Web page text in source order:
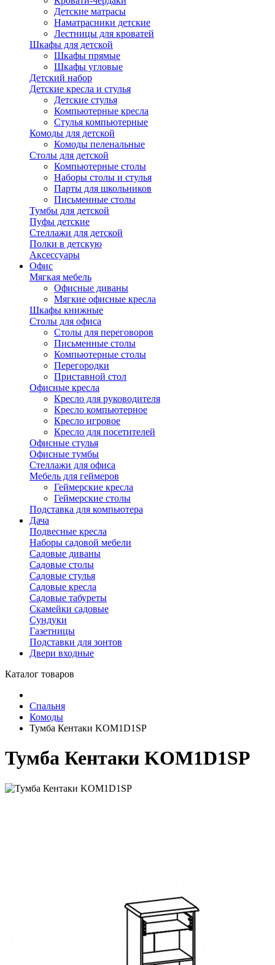
Детские матрасы
Наматрасники детские
Лестницы для кроватей
Шкафы для детской
Шкафы прямые
Шкафы угловые
Детский набор
Детские кресла и стулья
Детские стулья
Компьютерные кресла
Стулья компьютерные
Комоды для детской
Комоды пеленальные
Столы для детской
Компьютерные столы
Наборы столы и стулья
Парты для школьников
Письменные столы
Тумбы для детской
Пуфы детские
Стеллажи для детской
Полки в детскую
Аксессуары
Офис
Мягкая мебель
Офисные диваны
Мягкие офисные кресла
Шкафы книжные
Столы для офиса
Столы для переговоров
Письменные столы
Компьютерные столы
Перегородки
Приставной стол
Офисные кресла
Кресло для руководителя
Кресло компьютерное
Кресло игровое
Кресло для посетителей
Офисные стулья
Офисные тумбы
Стеллажи для офиса
Мебель для геймеров
Геймерские кресла
Геймерские столы
Подставка для компьютера
Дача
Подвесные кресла
Наборы садовой мебели
Садовые диваны
Садовые столы
Садовые стулья
Садовые кресла
Садовые табуреты
Скамейки садовые
Сундуки
Газетницы
Подставки для зонтов
Двери входные
Каталог товаров
Спальня
Комоды
Тумба Кентаки KOM1D1SP
Тумба Кентаки KOM1D1SP